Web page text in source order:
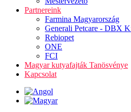
Partnereink
Farmina Magyarország
Generali Petcare - DBX
Rebiopet
ONE
FCI
Magyar kutyafajták Tanösvénye
Kapcsolat